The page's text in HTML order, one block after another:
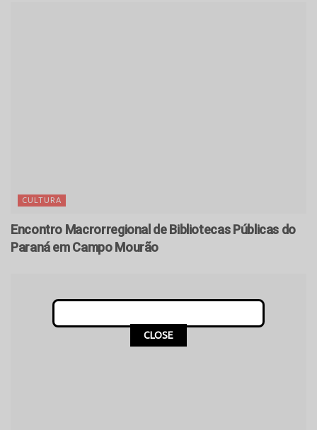
CULTURA
Encontro Macrorregional de Bibliotecas Públicas do
Paraná em Campo Mourão
CLOSE